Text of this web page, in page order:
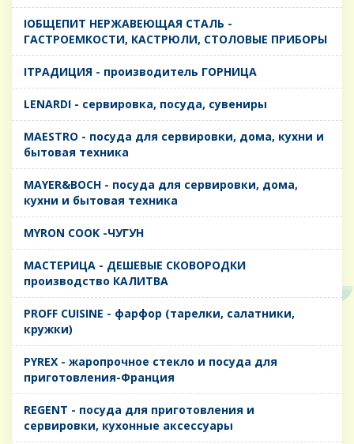
IОБЩЕПИТ НЕРЖАВЕЮЩАЯ СТАЛЬ -
ГАСТРОЕМКОСТИ, КАСТРЮЛИ, СТОЛОВЫЕ ПРИБОРЫ
IТРАДИЦИЯ - производитель ГОРНИЦА
LENARDI - сервировка, посуда, сувениры
MAESTRO - посуда для сервировки, дома, кухни и
бытовая техника
MAYER&BOCH - посуда для сервировки, дома,
кухни и бытовая техника
MYRON COOK -ЧУГУН
MАСТЕРИЦА - ДЕШЕВЫЕ СКОВОРОДКИ
производство КАЛИТВА
PROFF CUISINE - фарфор (тарелки, салатники,
кружки)
PYREX - жаропрочное стекло и посуда для
приготовления-Франция
REGENT - посуда для приготовления и
сервировки, кухонные аксессуары